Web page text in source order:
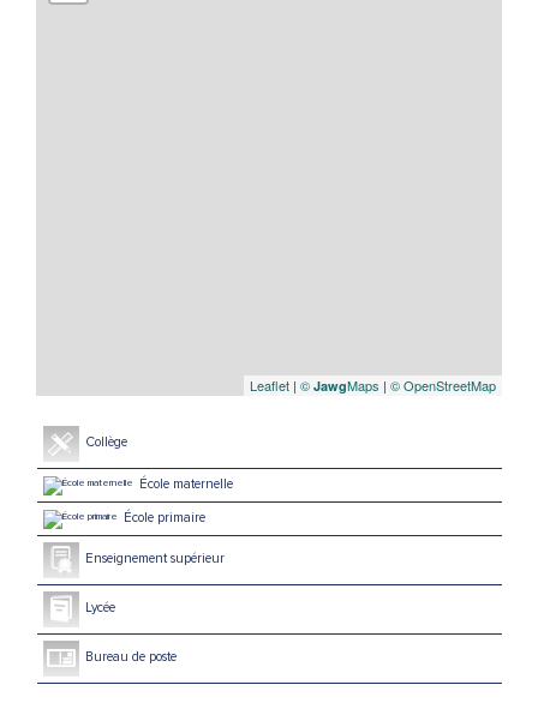
Leaflet | © JawgMaps | © OpenStreetMap
Collège
École maternelle
École primaire
Enseignement supérieur
Lycée
Bureau de poste